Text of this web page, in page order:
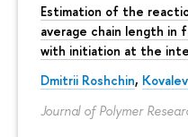
Estimation of the
average chain length in
with initiation at the
Dmitrii Roshchin,
Journal of Polymer